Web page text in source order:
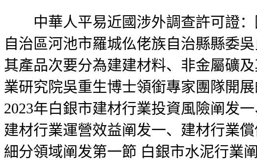
中華人平易近國涉外調查許可證：
自治區河池市羅城仫佬族自治縣縣委
其產品次要分為建建材料、非金屬礦
業研究院吳重生博士領銜專家團隊開
2023年白銀市建材行業投資風險阐发
建材行業運營效益阐发一、建材行業
細分領域阐发第一節 白銀市水泥行業